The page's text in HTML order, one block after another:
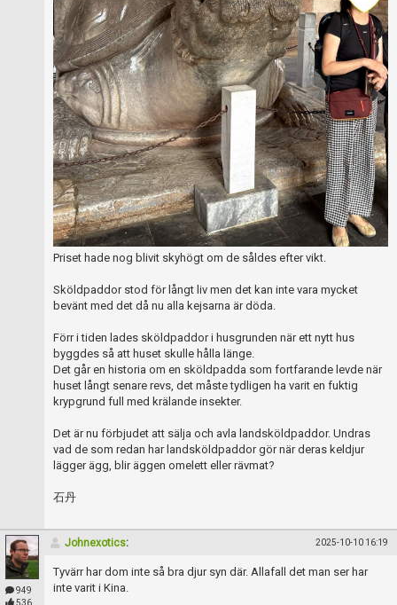
Priset hade nog blivit skyhögt om de såldes efter vikt.
Sköldpaddor stod för långt liv men det kan inte vara mycket
bevänt med det då nu alla kejsarna är döda.
Förr i tiden lades sköldpaddor i husgrunden när ett nytt hus
byggdes så att huset skulle hålla länge.
Det går en historia om en sköldpadda som fortfarande levde när
huset långt senare revs, det måste tydligen ha varit en fuktig
krypgrund full med krälande insekter.
Det är nu förbjudet att sälja och avla landsköldpaddor. Undras
vad de som redan har landsköldpaddor gör när deras keldjur
lägger ägg, blir äggen omelett eller rävmat?
石丹
949
536
Johnexotics: 2025-10-10 16:19
Tyvärr har dom inte så bra djur syn där. Allafall det man ser har
inte varit i Kina.